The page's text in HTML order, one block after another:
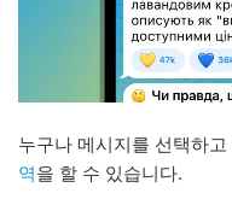
누구나 메시지를 선택하고
역을 할 수 있습니다.